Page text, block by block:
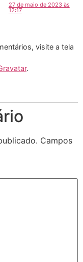
27 de maio de 2023 às
12:17
visite a tela
.
Campos